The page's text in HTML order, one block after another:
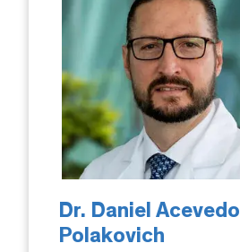
Dr. Daniel Acevedo
Polakovich